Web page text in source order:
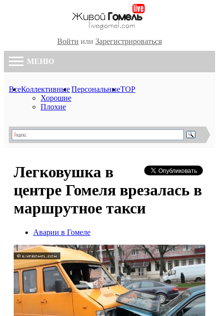
Войти или Зарегистрироваться
МЕНЮ
ВсеКоллективные
Хорошие
Плохие
ПерсональныеTOP
Легковушка в
центре Гомеля врезалась в
маршрутное такси
Аварии в Гомеле